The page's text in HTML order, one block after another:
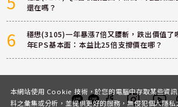
還在嗎？
6
穩懋(3105)一年暴漲7倍又腰斬，跌出價值了
年EPS基本面：本益比25倍支撐價在哪？
本網站使用 Cookie 技術，於您的電腦中存取某些資
料之彙集或分析，並提供更好的服務，無侵犯個人隱